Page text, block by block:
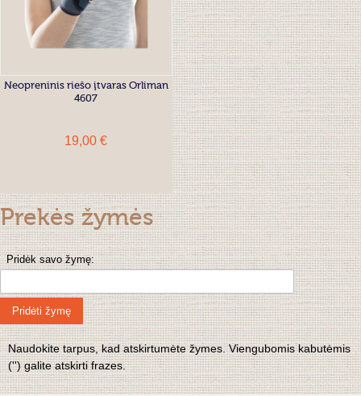
Neopreninis riešo įtvaras Orliman
4607
19,00 €
Prekės žymės
Pridėk savo žymę:
Pridėti žymę
Naudokite tarpus, kad atskirtumėte žymes. Viengubomis kabutėmis
('') galite atskirti frazes.